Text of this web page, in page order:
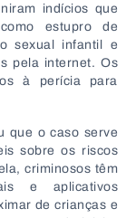
indícios que
estupro de
sexual infantil e
pela internet. Os
à perícia para
que o caso serve
sobre os riscos
criminosos têm
e aplicativos
de crianças e